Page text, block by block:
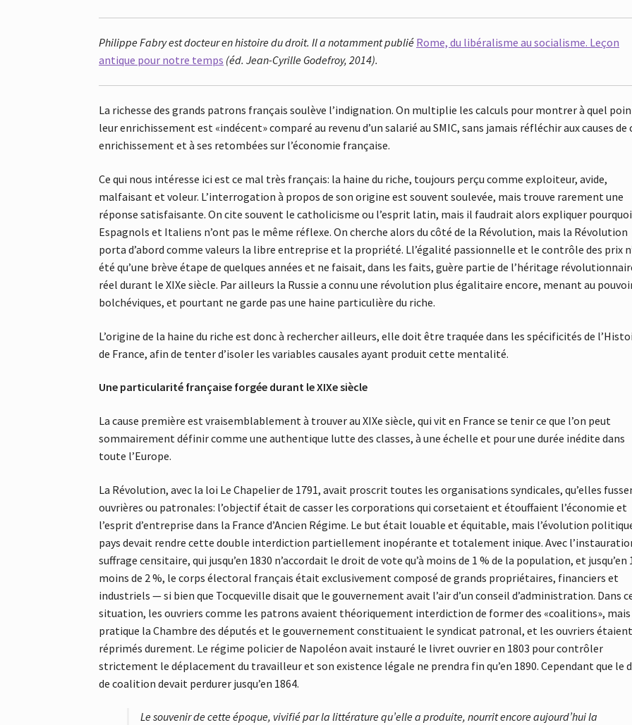
Philippe Fabry est docteur en histoire du droit. Il a notamment publié Rome, du libéralisme au socialisme. Leçon
antique pour notre temps (éd. Jean-Cyrille Godefroy, 2014).
La richesse des grands patrons français soulève l’indignation. On multiplie les calculs pour montrer à quel
leur enrichissement est «indécent» comparé au revenu d’un salarié au SMIC, sans jamais réfléchir aux causes de
enrichissement et à ses retombées sur l’économie française.
Ce qui nous intéresse ici est ce mal très français: la haine du riche, toujours perçu comme exploiteur, avide,
malfaisant et voleur. L’interrogation à propos de son origine est souvent soulevée, mais trouve rarement une
réponse satisfaisante. On cite souvent le catholicisme ou l’esprit latin, mais il faudrait alors expliquer pourquoi
Espagnols et Italiens n’ont pas le même réflexe. On cherche alors du côté de la Révolution, mais la Révolution
porta d’abord comme valeurs la libre entreprise et la propriété. Ll’égalité passionnelle et le contrôle des prix
été qu’une brève étape de quelques années et ne faisait, dans les faits, guère partie de l’héritage
réel durant le XIXe siècle. Par ailleurs la Russie a connu une révolution plus égalitaire encore, menant au
bolchéviques, et pourtant ne garde pas une haine particulière du riche.
L’origine de la haine du riche est donc à rechercher ailleurs, elle doit être traquée dans les spécificités de
de France, afin de tenter d’isoler les variables causales ayant produit cette mentalité.
Une particularité française forgée durant le XIXe siècle
La cause première est vraisemblablement à trouver au XIXe siècle, qui vit en France se tenir ce que l’on peut
sommairement définir comme une authentique lutte des classes, à une échelle et pour une durée inédite dans
toute l’Europe.
La Révolution, avec la loi Le Chapelier de 1791, avait proscrit toutes les organisations syndicales, qu’elles
ouvrières ou patronales: l’objectif était de casser les corporations qui corsetaient et étouffaient l’économie et
l’esprit d’entreprise dans la France d’Ancien Régime. Le but était louable et équitable, mais l’évolution
pays devait rendre cette double interdiction partiellement inopérante et totalement inique. Avec
suffrage censitaire, qui jusqu’en 1830 n’accordait le droit de vote qu’à moins de 1 % de la population, et jusqu’en
moins de 2 %, le corps électoral français était exclusivement composé de grands propriétaires, financiers et
industriels — si bien que Tocqueville disait que le gouvernement avait l’air d’un conseil d’administration. Dans
situation, les ouvriers comme les patrons avaient théoriquement interdiction de former des «coalitions», mais
pratique la Chambre des députés et le gouvernement constituaient le syndicat patronal, et les ouvriers étaient
réprimés durement. Le régime policier de Napoléon avait instauré le livret ouvrier en 1803 pour contrôler
strictement le déplacement du travailleur et son existence légale ne prendra fin qu’en 1890. Cependant que le
de coalition devait perdurer jusqu’en 1864.
Le souvenir de cette époque, vivifié par la littérature qu’elle a produite, nourrit encore aujourd’hui la